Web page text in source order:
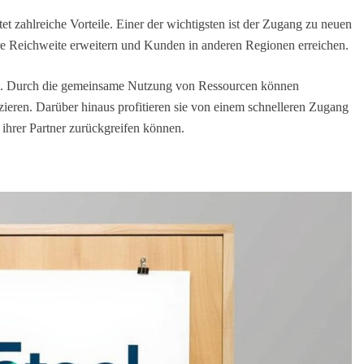
zahlreiche Vorteile. Einer der wichtigsten ist der Zugang zu neuen
erweitern und Kunden in anderen Regionen erreichen.
die gemeinsame Nutzung von Ressourcen können
Darüber hinaus profitieren sie von einem schnelleren Zugang
Partner zurückgreifen können.